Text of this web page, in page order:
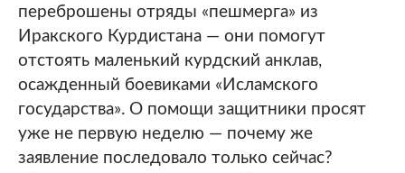
переброшены отряды «пешмерга» из
Иракского Курдистана — они помогут
отстоять маленький курдский анклав,
осажденный боевиками «Исламского
государства». О помощи защитники просят
уже не первую неделю — почему же
заявление последовало только сейчас?